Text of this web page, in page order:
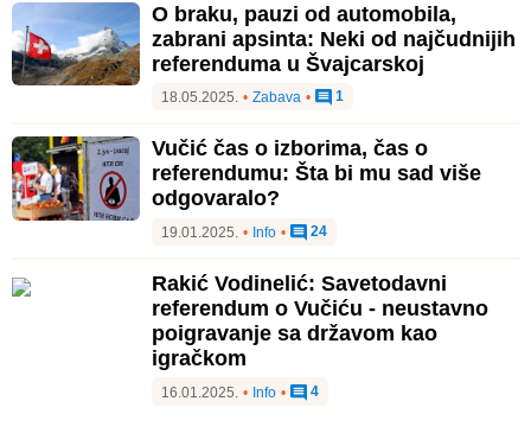
O braku, pauzi od automobila,
zabrani apsinta: Neki od najčudnijih
referenduma u Švajcarskoj
18.05.2025. • Zabava • 1
Vučić čas o izborima, čas o
referendumu: Šta bi mu sad više
odgovaralo?
19.01.2025. • Info • 24
Rakić Vodinelić: Savetodavni
referendum o Vučiću - neustavno
poigravanje sa državom kao
igračkom
16.01.2025. • Info • 4